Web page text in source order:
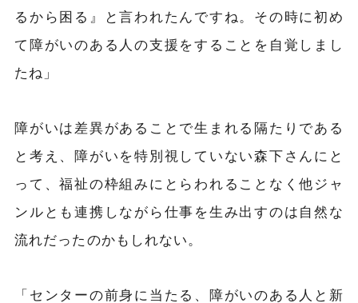
るから困る』と言われたんですね。その時に初め
て障がいのある人の支援をすることを自覚しまし
たね」
障がいは差異があることで生まれる隔たりである
と考え、障がいを特別視していない森下さんにと
って、福祉の枠組みにとらわれることなく他ジャ
ンルとも連携しながら仕事を生み出すのは自然な
流れだったのかもしれない。
「センターの前身に当たる、障がいのある人と新